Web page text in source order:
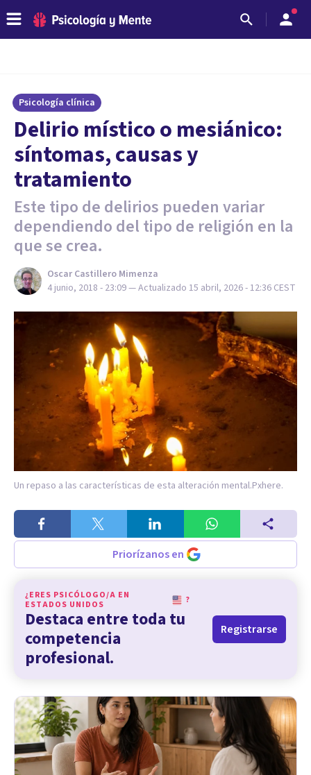
Psicología clínica
Delirio místico o mesiánico:
síntomas, causas y
tratamiento
Este tipo de delirios pueden variar
dependiendo del tipo de religión en la
que se crea.
Oscar Castillero Mimenza
4 junio, 2018 - 23:09— Actualizado 15 abril, 2026 - 12:36 CEST
Un repaso a las características de esta alteración mental.Pxhere.
Priorízanos en
¿ERES PSICÓLOGO/A EN
ESTADOS UNIDOS
?
Destaca entre toda tu
competencia
profesional.
Registrarse